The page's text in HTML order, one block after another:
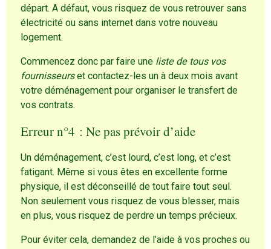
départ. A défaut, vous risquez de vous retrouver sans
électricité ou sans internet dans votre nouveau
logement.
Commencez donc par faire une liste de tous vos
fournisseurset contactez-les un à deux mois avant
votre déménagement pour organiser le transfert de
vos contrats.
Erreur n°4 : Ne pas prévoir d’aide
Un déménagement, c’est lourd, c’est long, et c’est
fatigant. Même si vous êtes en excellente forme
physique, il est déconseillé de tout faire tout seul.
Non seulement vous risquez de vous blesser, mais
en plus, vous risquez de perdre un temps précieux.
Pour éviter cela, demandez de l’aide à vos proches ou